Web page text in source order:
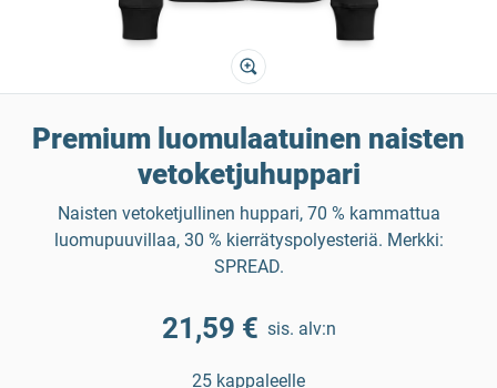
Premium luomulaatuinen naisten
vetoketjuhuppari
Naisten vetoketjullinen huppari, 70 % kammattua
luomupuuvillaa, 30 % kierrätyspolyesteriä. Merkki:
SPREAD.
21,59 € sis. alv:n
25 kappaleelle